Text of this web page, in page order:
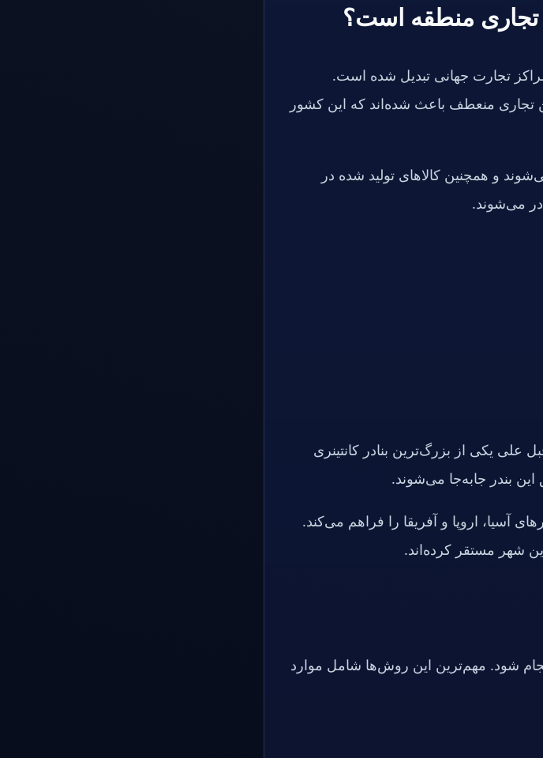
تجاری منطقه است؟
تجارت جهانی تبدیل شده است.
تجاری منعطف باعث شده‌اند که این کشور
و همچنین کالاهای تولید شده در
می‌شوند.
یکی از بزرگ‌ترین بنادر کانتینری
بندر جابه‌جا می‌شوند.
آسیا، اروپا و آفریقا را فراهم می‌کند.
شهر مستقر کرده‌اند.
شود. مهم‌ترین این روش‌ها شامل موارد